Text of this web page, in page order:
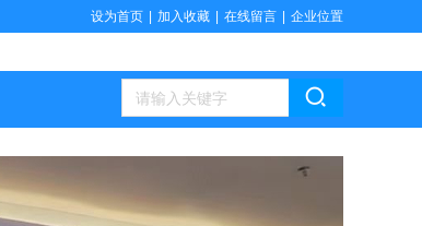
设为首页 加入收藏 在线留言 企业位置